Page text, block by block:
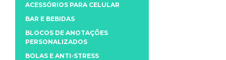
ACESSÓRIOS PARA CELULAR
BAR E BEBIDAS
BLOCOS DE ANOTAÇÕES
PERSONALIZADOS
BOLAS E ANTI-STRESS